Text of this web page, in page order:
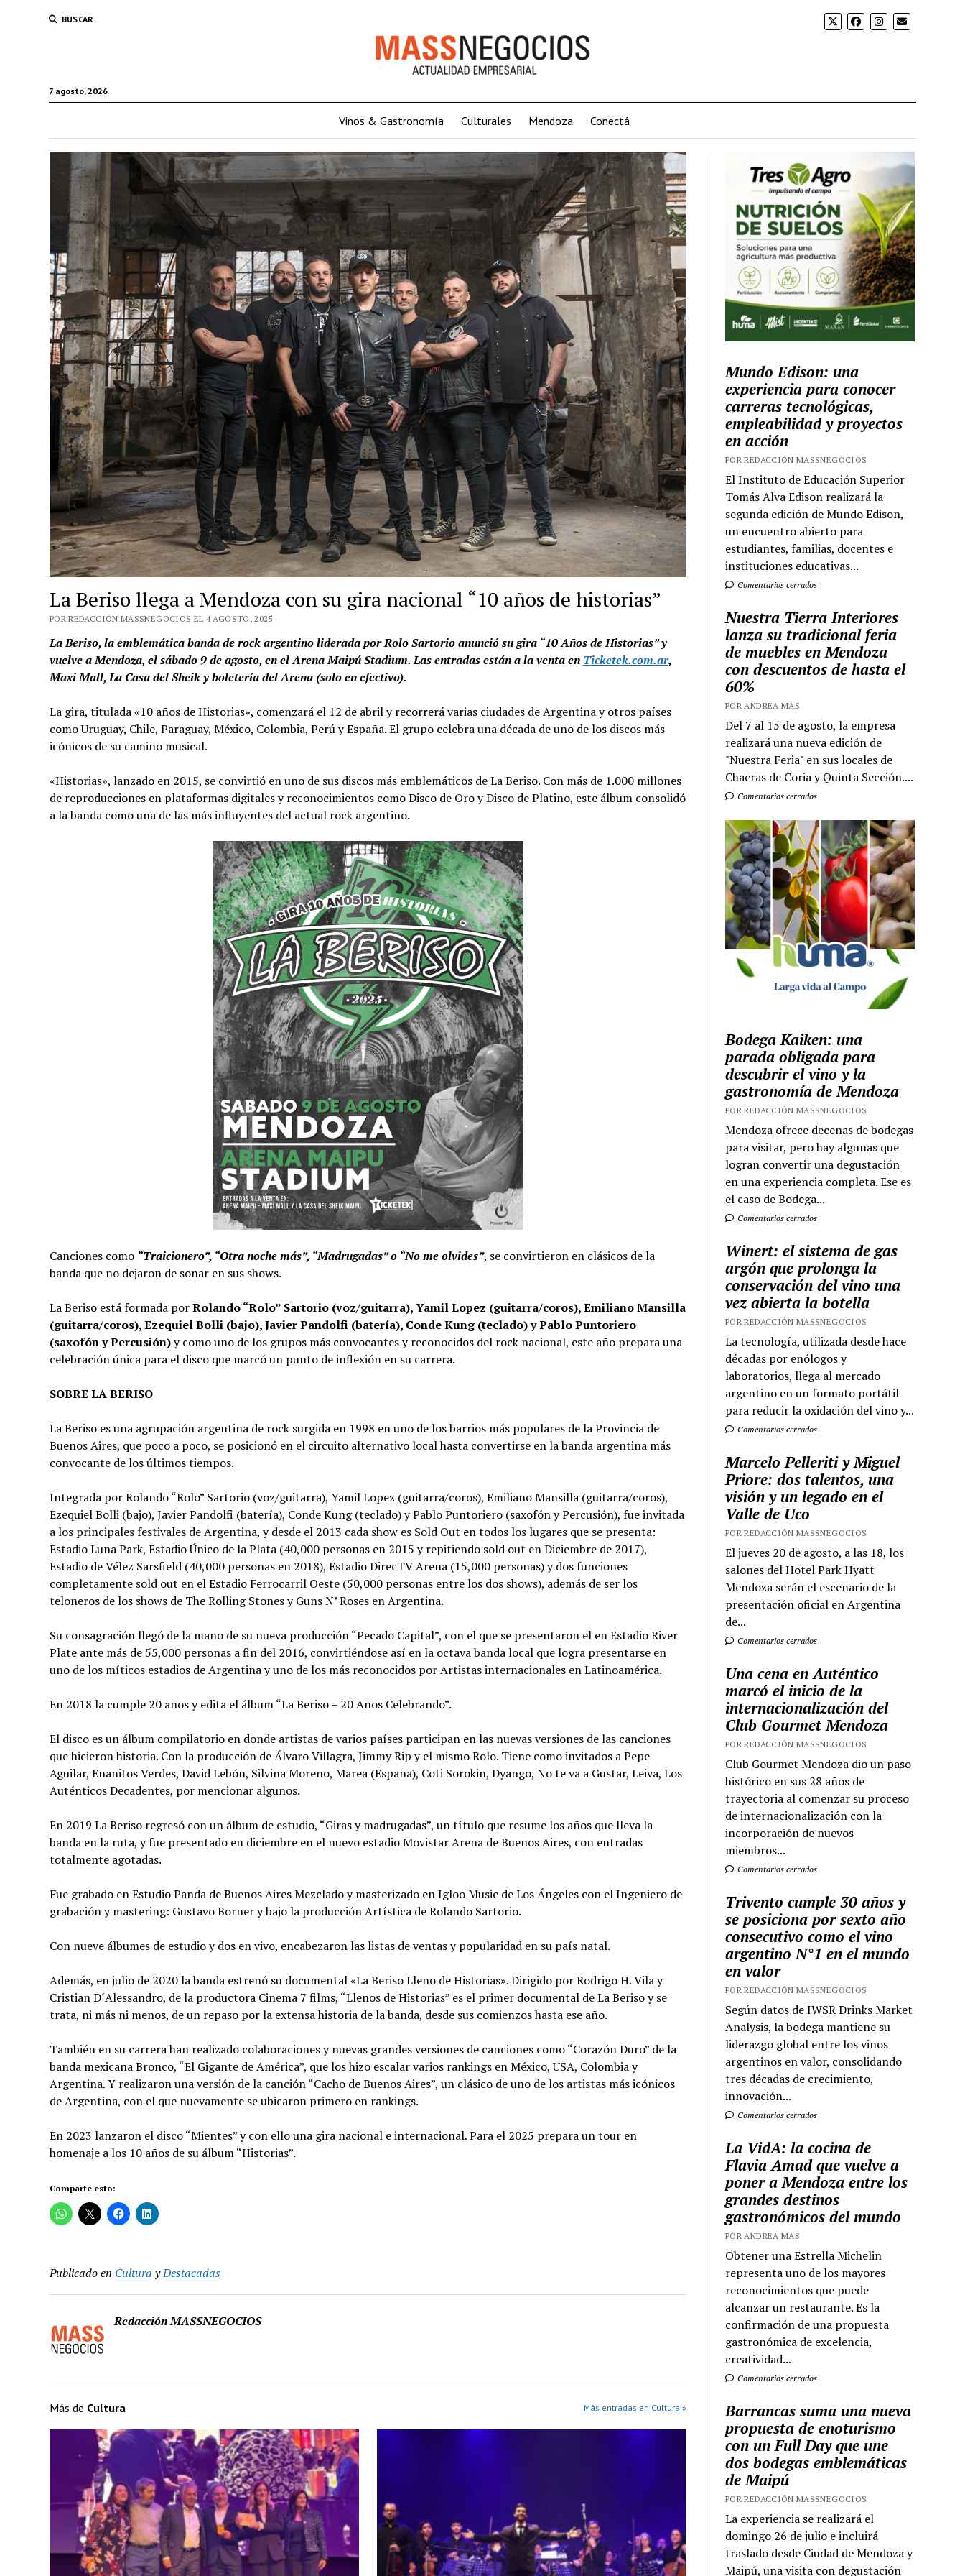
BUSCAR
7 agosto, 2026
Vinos & Gastronomía Culturales Mendoza Conectá
La Beriso llega a Mendoza con su gira nacional “10 años de historias”
POR REDACCIÓN MASSNEGOCIOS EL 4 AGOSTO, 2025
La Beriso, la emblemática banda de rock argentino liderada por Rolo Sartorio anunció su gira “10 Años de Historias” y
vuelve a Mendoza, el sábado 9 de agosto, en el Arena Maipú Stadium. Las entradas están a la venta en Ticketek.com.ar,
Maxi Mall, La Casa del Sheik y boletería del Arena (solo en efectivo).
La gira, titulada «10 años de Historias», comenzará el 12 de abril y recorrerá varias ciudades de Argentina y otros países
como Uruguay, Chile, Paraguay, México, Colombia, Perú y España. El grupo celebra una década de uno de los discos más
icónicos de su camino musical.
«Historias», lanzado en 2015, se convirtió en uno de sus discos más emblemáticos de La Beriso. Con más de 1.000 millones
de reproducciones en plataformas digitales y reconocimientos como Disco de Oro y Disco de Platino, este álbum consolidó
a la banda como una de las más influyentes del actual rock argentino.
Canciones como “Traicionero”, “Otra noche más”, “Madrugadas” o “No me olvides”, se convirtieron en clásicos de la
banda que no dejaron de sonar en sus shows.
La Beriso está formada porRolando “Rolo” Sartorio (voz/guitarra), Yamil Lopez (guitarra/coros), Emiliano Mansilla
(guitarra/coros), Ezequiel Bolli (bajo), Javier Pandolfi (batería), Conde Kung (teclado) y Pablo Puntoriero
(saxofón y Percusión)y como uno de los grupos más convocantes y reconocidos del rock nacional, este año prepara una
celebración única para el disco que marcó un punto de inflexión en su carrera.
SOBRE LA BERISO
La Beriso es una agrupación argentina de rock surgida en 1998 en uno de los barrios más populares de la Provincia de
Buenos Aires, que poco a poco, se posicionó en el circuito alternativo local hasta convertirse en la banda argentina más
convocante de los últimos tiempos.
Integrada por Rolando “Rolo” Sartorio (voz/guitarra), Yamil Lopez (guitarra/coros), Emiliano Mansilla (guitarra/coros),
Ezequiel Bolli (bajo), Javier Pandolfi (batería), Conde Kung (teclado) y Pablo Puntoriero (saxofón y Percusión), fue invitada
a los principales festivales de Argentina, y desde el 2013 cada show es Sold Out en todos los lugares que se presenta:
Estadio Luna Park, Estadio Único de la Plata (40,000 personas en 2015 y repitiendo sold out en Diciembre de 2017),
Estadio de Vélez Sarsfield (40,000 personas en 2018), Estadio DirecTV Arena (15,000 personas) y dos funciones
completamente sold out en el Estadio Ferrocarril Oeste (50,000 personas entre los dos shows), además de ser los
teloneros de los shows de The Rolling Stones y Guns N’ Roses en Argentina.
Su consagración llegó de la mano de su nueva producción “Pecado Capital”, con el que se presentaron el en Estadio River
Plate ante más de 55,000 personas a fin del 2016, convirtiéndose así en la octava banda local que logra presentarse en
uno de los míticos estadios de Argentina y uno de los más reconocidos por Artistas internacionales en Latinoamérica.
En 2018 la cumple 20 años y edita el álbum “La Beriso – 20 Años Celebrando”.
El disco es un álbum compilatorio en donde artistas de varios países participan en las nuevas versiones de las canciones
que hicieron historia. Con la producción de Álvaro Villagra, Jimmy Rip y el mismo Rolo. Tiene como invitados a Pepe
Aguilar, Enanitos Verdes, David Lebón, Silvina Moreno, Marea (España), Coti Sorokin, Dyango, No te va a Gustar, Leiva, Los
Auténticos Decadentes, por mencionar algunos.
En 2019 La Beriso regresó con un álbum de estudio, “Giras y madrugadas”, un título que resume los años que lleva la
banda en la ruta, y fue presentado en diciembre en el nuevo estadio Movistar Arena de Buenos Aires, con entradas
totalmente agotadas.
Fue grabado en Estudio Panda de Buenos Aires Mezclado y masterizado en Igloo Music de Los Ángeles con el Ingeniero de
grabación y mastering: Gustavo Borner y bajo la producción Artística de Rolando Sartorio.
Con nueve álbumes de estudio y dos en vivo, encabezaron las listas de ventas y popularidad en su país natal.
Además, en julio de 2020 la banda estrenó su documental «La Beriso Lleno de Historias». Dirigido por Rodrigo H. Vila y
Cristian D´Alessandro, de la productora Cinema 7 films, “Llenos de Historias” es el primer documental de La Beriso y se
trata, ni más ni menos, de un repaso por la extensa historia de la banda, desde sus comienzos hasta ese año.
También en su carrera han realizado colaboraciones y nuevas grandes versiones de canciones como “Corazón Duro” de la
banda mexicana Bronco, “El Gigante de América”, que los hizo escalar varios rankings en México, USA, Colombia y
Argentina. Y realizaron una versión de la canción “Cacho de Buenos Aires”, un clásico de uno de los artistas más icónicos
de Argentina, con el que nuevamente se ubicaron primero en rankings.
En 2023 lanzaron el disco “Mientes” y con ello una gira nacional e internacional. Para el 2025 prepara un tour en
homenaje a los 10 años de su álbum “Historias”.
Comparte esto:
Publicado en Cultura yDestacadas
Redacción MASSNEGOCIOS
Más de Cultura Más entradas en Cultura »
Mundo Edison: una
experiencia para conocer
carreras tecnológicas,
empleabilidad y proyectos
en acción
POR REDACCIÓN MASSNEGOCIOS
El Instituto de Educación Superior
Tomás Alva Edison realizará la
segunda edición de Mundo Edison,
un encuentro abierto para
estudiantes, familias, docentes e
instituciones educativas...
Comentarios cerrados
Nuestra Tierra Interiores
lanza su tradicional feria
de muebles en Mendoza
con descuentos de hasta el
60%
POR ANDREA MAS
Del 7 al 15 de agosto, la empresa
realizará una nueva edición de
"Nuestra Feria" en sus locales de
Chacras de Coria y Quinta Sección....
Comentarios cerrados
Bodega Kaiken: una
parada obligada para
descubrir el vino y la
gastronomía de Mendoza
POR REDACCIÓN MASSNEGOCIOS
Mendoza ofrece decenas de bodegas
para visitar, pero hay algunas que
logran convertir una degustación
en una experiencia completa. Ese es
el caso de Bodega...
Comentarios cerrados
Winert: el sistema de gas
argón que prolonga la
conservación del vino una
vez abierta la botella
POR REDACCIÓN MASSNEGOCIOS
La tecnología, utilizada desde hace
décadas por enólogos y
laboratorios, llega al mercado
argentino en un formato portátil
para reducir la oxidación del vino y...
Comentarios cerrados
Marcelo Pelleriti y Miguel
Priore: dos talentos, una
visión y un legado en el
Valle de Uco
POR REDACCIÓN MASSNEGOCIOS
El jueves 20 de agosto, a las 18, los
salones del Hotel Park Hyatt
Mendoza serán el escenario de la
presentación oficial en Argentina
de...
Comentarios cerrados
Una cena en Auténtico
marcó el inicio de la
internacionalización del
Club Gourmet Mendoza
POR REDACCIÓN MASSNEGOCIOS
Club Gourmet Mendoza dio un paso
histórico en sus 28 años de
trayectoria al comenzar su proceso
de internacionalización con la
incorporación de nuevos
miembros...
Comentarios cerrados
Trivento cumple 30 años y
se posiciona por sexto año
consecutivo como el vino
argentino N°1 en el mundo
en valor
POR REDACCIÓN MASSNEGOCIOS
Según datos de IWSR Drinks Market
Analysis, la bodega mantiene su
liderazgo global entre los vinos
argentinos en valor, consolidando
tres décadas de crecimiento,
innovación...
Comentarios cerrados
La VidA: la cocina de
Flavia Amad que vuelve a
poner a Mendoza entre los
grandes destinos
gastronómicos del mundo
POR ANDREA MAS
Obtener una Estrella Michelin
representa uno de los mayores
reconocimientos que puede
alcanzar un restaurante. Es la
confirmación de una propuesta
gastronómica de excelencia,
creatividad...
Comentarios cerrados
Barrancas suma una nueva
propuesta de enoturismo
con un Full Day que une
dos bodegas emblemáticas
de Maipú
POR REDACCIÓN MASSNEGOCIOS
La experiencia se realizará el
domingo 26 de julio e incluirá
traslado desde Ciudad de Mendoza y
Maipú, una visita con degustación